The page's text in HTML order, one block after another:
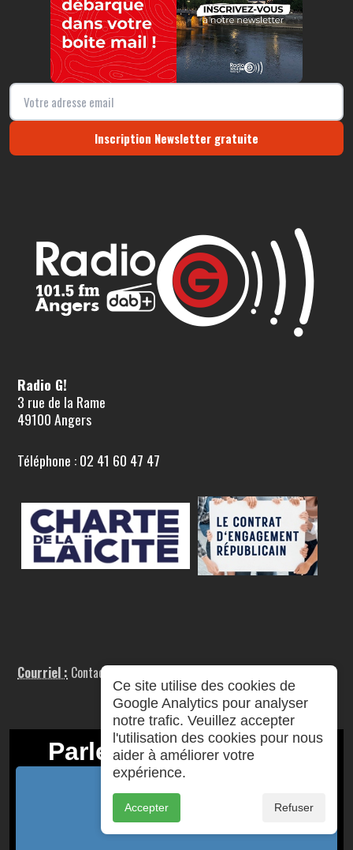
Inscription Newsletter gratuite
Radio G!
3 rue de la Rame
49100 Angers
Téléphone : 02 41 60 47 47
Courriel : Contact Mail
Ce site utilise des cookies de
Google Analytics pour analyser
notre trafic. Veuillez accepter
l'utilisation des cookies pour nous
aider à améliorer votre
expérience.
Accepter Refuser